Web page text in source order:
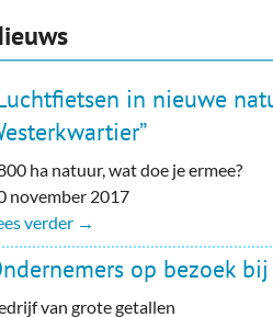
informatie
Dorpen
Woningaanbod
& Redactioneel
pagina
Kunst
Muziek
Toerisme & Musea
Podia & Dorpshuizen
in nieuwe
ha natuur, wat doe je ermee?
november 2017
verder →
op bezoek
van grote getallen